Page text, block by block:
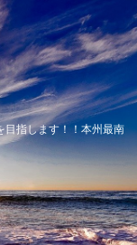
目指します！！本州最南